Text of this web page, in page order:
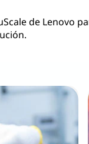
de Lenovo